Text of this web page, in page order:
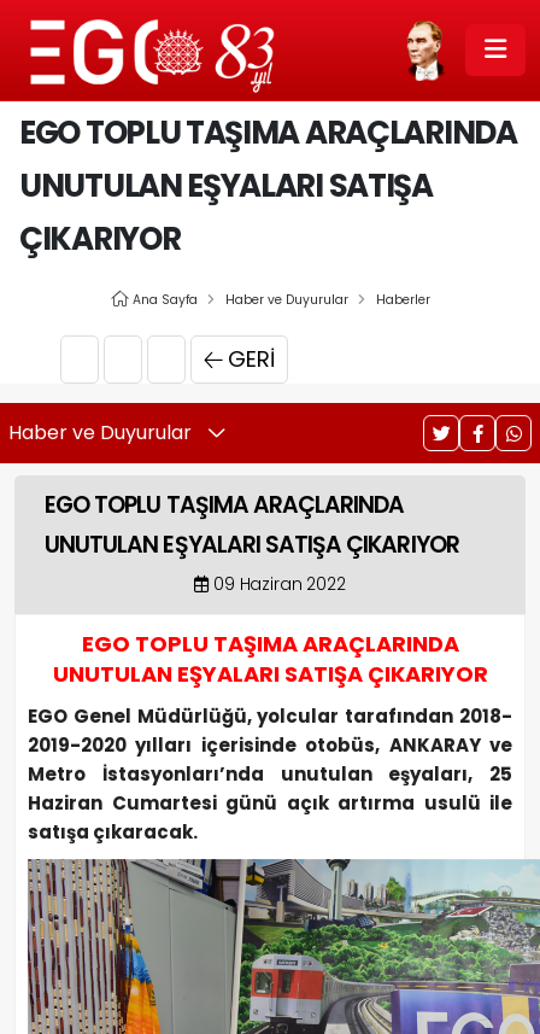
EGO TOPLU TAŞIMA ARAÇLARINDA
UNUTULAN EŞYALARI SATIŞA
ÇIKARIYOR
Ana Sayfa Haber ve Duyurular Haberler
GERI
Haber ve Duyurular
EGO TOPLU TAŞIMA ARAÇLARINDA
UNUTULAN EŞYALARI SATIŞA ÇIKARIYOR
09 Haziran 2022
EGO TOPLU TAŞIMA ARAÇLARINDA
UNUTULAN EŞYALARI SATIŞA ÇIKARIYOR
EGO Genel Müdürlüğü, yolcular tarafından 2018-
2019-2020 yılları içerisinde otobüs, ANKARAY ve
Metro İstasyonları’nda unutulan eşyaları, 25
Haziran Cumartesi günü açık artırma usulü ile
satışa çıkaracak.